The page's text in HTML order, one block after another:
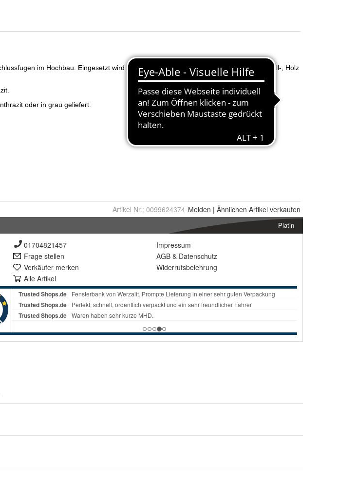
Artikel Nr.: 0099624374 Melden | Ähnlichen Artikel verkaufen
Platin
01704821457
Frage stellen
Verkäufer merken
Alle Artikel
Impressum
AGB & Datenschutz
Widerrufsbelehrung